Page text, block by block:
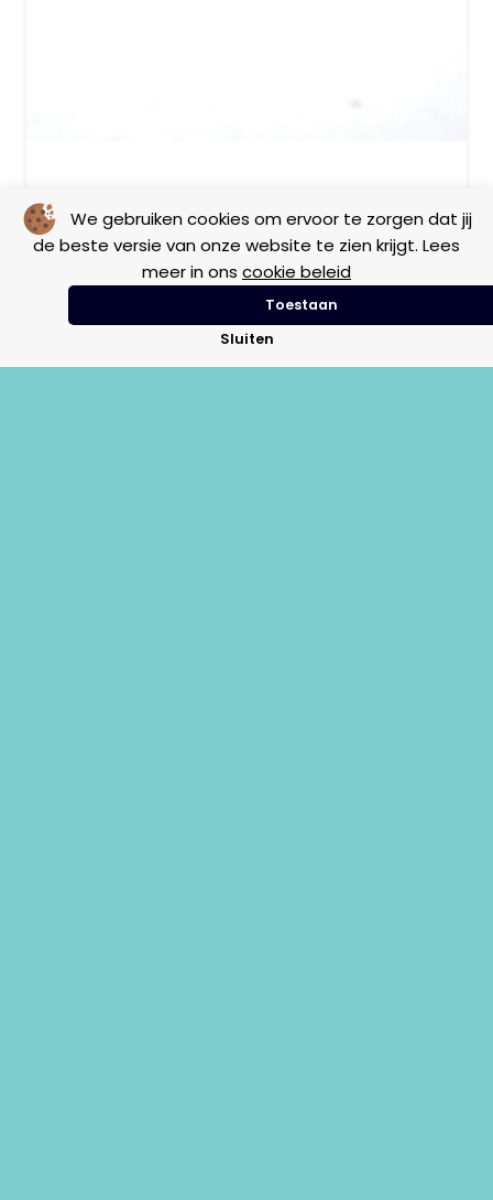
We gebruiken cookies om ervoor te zorgen dat jij
de beste versie van onze website te zien krijgt. Lees
meer in ons cookie beleid
Toestaan
Sluiten
O-ring set 2x voorschokbreker
StuurVintage